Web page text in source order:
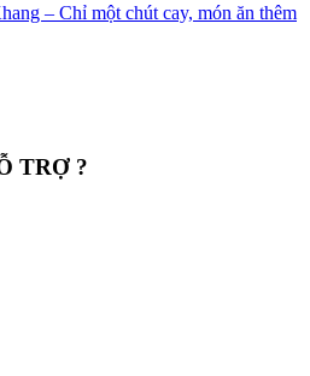
– Chỉ một chút cay, món ăn thêm
TRỢ ?